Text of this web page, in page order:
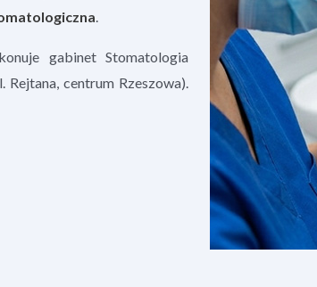
gabinet Stomatologia
centrum Rzeszowa).